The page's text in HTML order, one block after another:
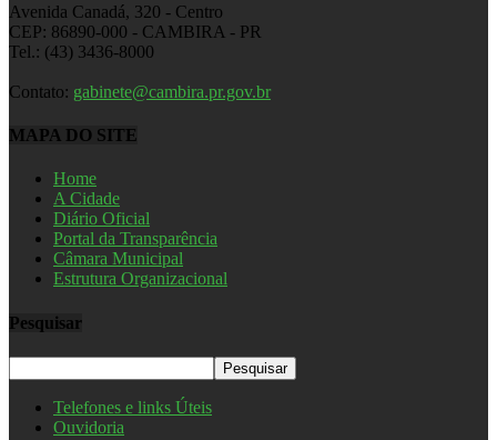
Avenida Canadá, 320 - Centro
CEP: 86890-000 - CAMBIRA - PR
Tel.: (43) 3436-8000
Contato: gabinete@cambira.pr.gov.br
MAPA DO SITE
Home
A Cidade
Diário Oficial
Portal da Transparência
Câmara Municipal
Estrutura Organizacional
Pesquisar
Telefones e links Úteis
Ouvidoria